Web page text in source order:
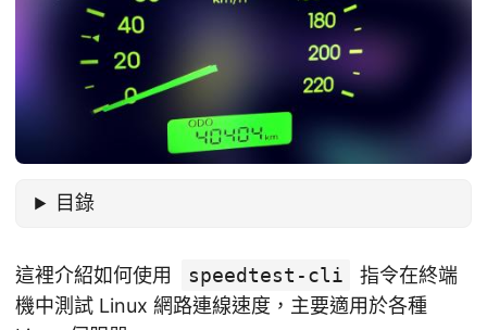
目錄
這裡介紹如何使用 speedtest-cli
指令在終端
機中測試 Linux 網路連線速度，主要適用於各種